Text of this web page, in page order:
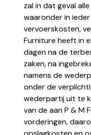
zal in dat geval
waaronder in
vervoerskosten,
Furniture heeft in
dagen na de
zaken, na
namens de
onder de
wederpartij uit te
van de aan P & M
vorderingen,